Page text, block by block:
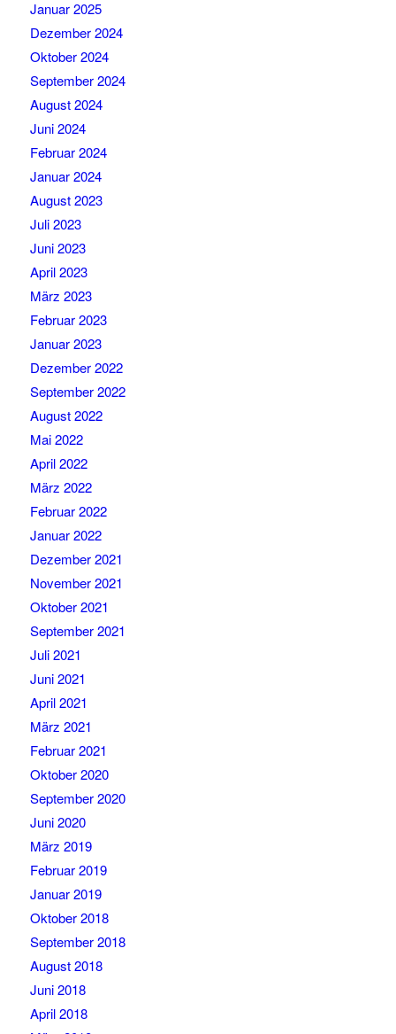
Januar 2025
Dezember 2024
Oktober 2024
September 2024
August 2024
Juni 2024
Februar 2024
Januar 2024
August 2023
Juli 2023
Juni 2023
April 2023
März 2023
Februar 2023
Januar 2023
Dezember 2022
September 2022
August 2022
Mai 2022
April 2022
März 2022
Februar 2022
Januar 2022
Dezember 2021
November 2021
Oktober 2021
September 2021
Juli 2021
Juni 2021
April 2021
März 2021
Februar 2021
Oktober 2020
September 2020
Juni 2020
März 2019
Februar 2019
Januar 2019
Oktober 2018
September 2018
August 2018
Juni 2018
April 2018